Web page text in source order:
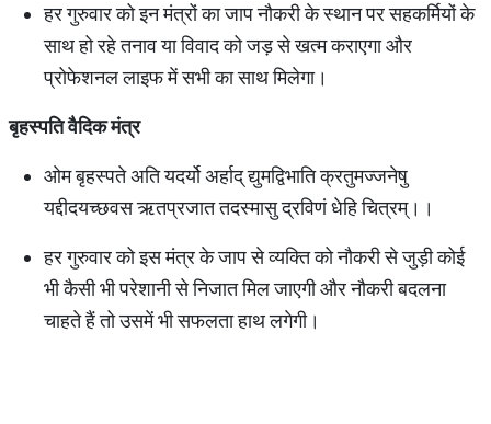
हर गुरुवार को इन मंत्रों का जाप नौकरी के स्थान पर सहकर्मियों के
साथ हो रहे तनाव या विवाद को जड़ से खत्म कराएगा और
प्रोफेशनल लाइफ में सभी का साथ मिलेगा।
बृहस्पति वैदिक मंत्र
ओम बृहस्पते अति यदर्यो अर्हाद् द्युमद्विभाति क्रतुमज्जनेषु
यद्दीदयच्छवस ऋतप्रजात तदस्मासु द्रविणं धेहि चित्रम्।।
हर गुरुवार को इस मंत्र के जाप से व्यक्ति को नौकरी से जुड़ी कोई
भी कैसी भी परेशानी से निजात मिल जाएगी और नौकरी बदलना
चाहते हैं तो उसमें भी सफलता हाथ लगेगी।